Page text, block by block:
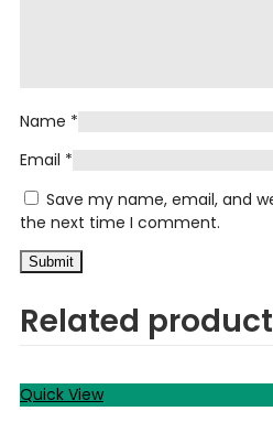
Name *
Email *
Save my name, email, and
the next time I comment.
Related
Quick View